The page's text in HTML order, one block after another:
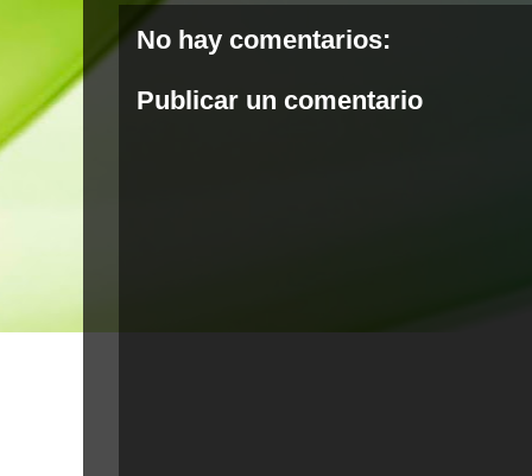
No hay comentarios:
Publicar un comentario